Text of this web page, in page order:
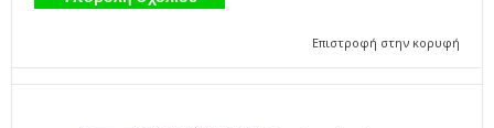
Επιστροφή στην κορυφή